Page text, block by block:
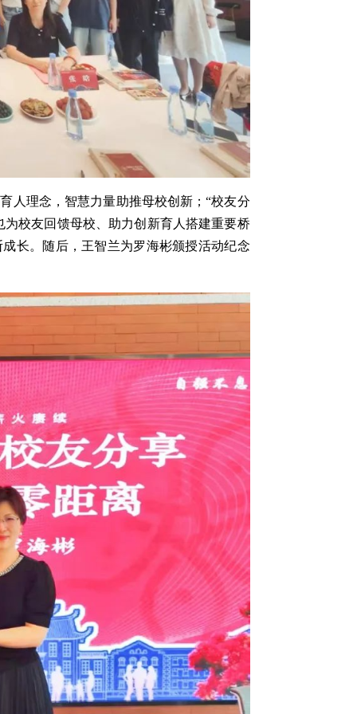
人理念，智慧力量助推母校创新；“校友分
校友回馈母校、助力创新育人搭建重要桥
长。随后，王智兰为罗海彬颁授活动纪念